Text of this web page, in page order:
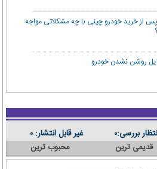
از خرید خودرو چینی با چه مشکلاتی مواجه
روشن نشدن خودرو
بررسی:۰ غیر قابل انتشار: ۰
قدیمی ترین محبوب ترین